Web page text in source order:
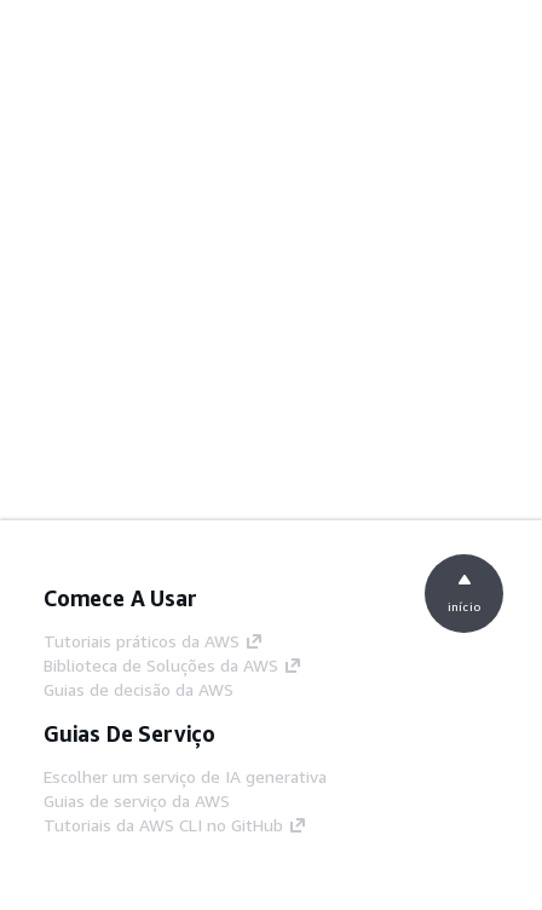
Comece A Usar
Tutoriais práticos da AWS
Biblioteca de Soluções da AWS
Guias de decisão da AWS
Guias De Serviço
Escolher um serviço de IA generativa
Guias de serviço da AWS
Tutoriais da AWS CLI no GitHub
início